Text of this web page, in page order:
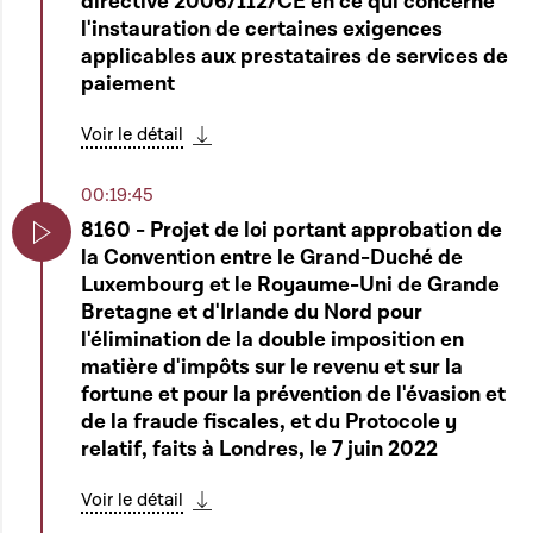
l'instauration de certaines exigences
applicables aux prestataires de services de
paiement
Voir le détail
00:19:45
8160 - Projet de loi portant approbation de
la Convention entre le Grand-Duché de
Luxembourg et le Royaume-Uni de Grande
Bretagne et d'Irlande du Nord pour
l'élimination de la double imposition en
matière d'impôts sur le revenu et sur la
fortune et pour la prévention de l'évasion et
de la fraude fiscales, et du Protocole y
relatif, faits à Londres, le 7 juin 2022
Voir le détail
Play